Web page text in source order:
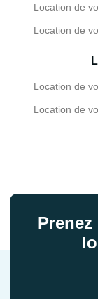
Location de
Location de
Location de
Location de